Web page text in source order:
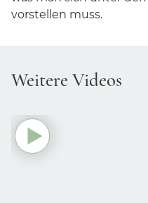
Behandlung und
Kontakt und
Für Zuweiser
vorstellen muss.
Weitere Videos